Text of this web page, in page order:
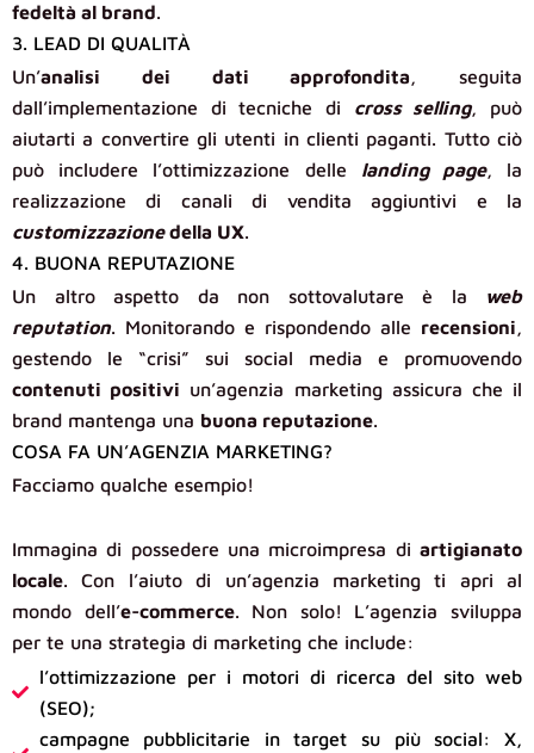
fedeltà al brand.
3. LEAD DI QUALITÀ
Un’analisi dei dati approfondita, seguita
dall’implementazione di tecniche di cross selling, può
aiutarti a convertire gli utenti in clienti paganti. Tutto ciò
può includere l’ottimizzazione delle landing page, la
realizzazione di canali di vendita aggiuntivi e la
customizzazionedella UX.
4. BUONA REPUTAZIONE
Un altro aspetto da non sottovalutare è la
web
reputation. Monitorando e rispondendo alle recensioni,
gestendo le “crisi” sui social media e promuovendo
contenuti positivi un’agenzia marketing assicura che il
brand mantenga una buona reputazione.
COSA FA UN’AGENZIA MARKETING?
Facciamo qualche esempio!
Immagina di possedere una microimpresa di artigianato
locale. Con l’aiuto di un’agenzia marketing ti apri al
mondo dell’e-commerce. Non solo! L’agenzia sviluppa
per te una strategia di marketing che include:
l’ottimizzazione per i motori di ricerca del sito web
(SEO);
campagne pubblicitarie in target su più social: X,